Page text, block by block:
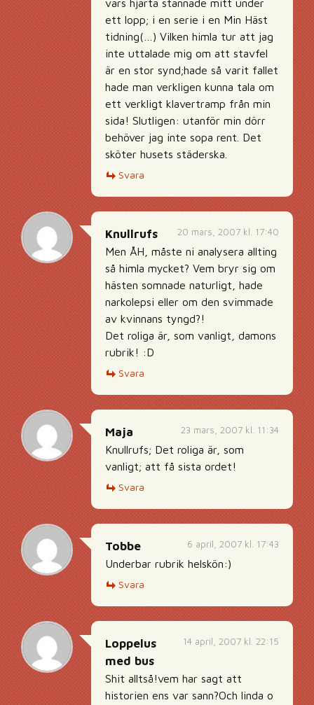
vars hjärta stannade mitt under
ett lopp; i en serie i en Min Häst
tidning(…) Vilken himla tur att jag
inte uttalade mig om att stavfel
är en stor synd;hade så varit fallet
hade man verkligen kunna tala om
ett verkligt klavertramp från min
sida! Slutligen: utanför min dörr
behöver jag inte sopa rent. Det
sköter husets städerska.
Svara
20 mars, 2007 kl. 17:40
Knullrufs
Men ÅH, måste ni analysera allting
så himla mycket? Vem bryr sig om
hästen somnade naturligt, hade
narkolepsi eller om den svimmade
av kvinnans tyngd?!
Det roliga är, som vanligt, damons
rubrik! :D
Svara
23 mars, 2007 kl. 11:34
Maja
Knullrufs; Det roliga är, som
vanligt; att få sista ordet!
Svara
6 april, 2007 kl. 17:43
Tobbe
Underbar rubrik helskön:)
Svara
14 april, 2007 kl. 22:15
Loppelus
med bus
Shit alltså!vem har sagt att
historien ens var sann?Och linda o